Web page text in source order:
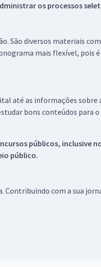
os processos
São diversos materiais
mais flexível, pois
até as informações sobre
bons conteúdos para
públicos, inclusive
público.
Contribuindo com a sua